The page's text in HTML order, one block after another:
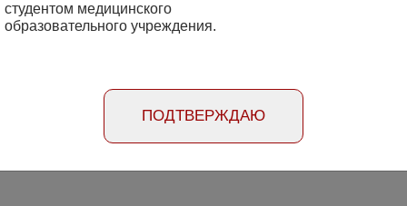
i klinicheskaya urologiya
для авторов
рекламодателей
студентом медицинского
образовательного учреждения.
ПОДТВЕРЖДАЮ